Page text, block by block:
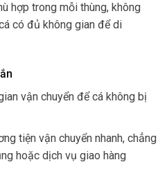
hợp trong mỗi thùng, không
có đủ không gian để di
vận chuyển để cá không bị
tiện vận chuyển nhanh, chẳng
hoặc dịch vụ giao hàng